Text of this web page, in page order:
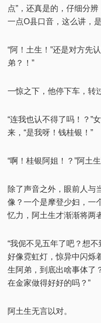
点”，还真是的，仔细分
一点O县口音，这么讲，
“阿！土生！”还是对方先
弟？！”
一惊之下，他停下车，转
“连我也认不得了吗！？”
来，“是我呀！钱桂银！”
“啊！桂银阿姐！？”阿土
除了声音之外，眼前人与
像？一个是摩登少妇，一
忆力，阿土生才渐渐将
“我伲不见五年了吧？想
好像霓虹灯，惊异中闪烁
生阿弟，到底出啥事体了
在金家做得好好的吗？”
阿土生无言以对。